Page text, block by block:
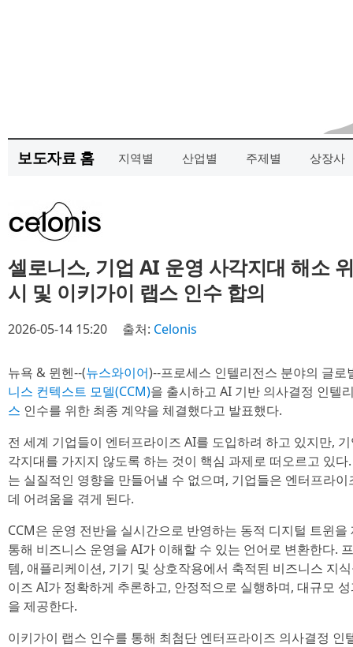
보도자료 홈 지역별 산업별 주제별 상장사
셀로니스, 기업 AI 운영 사각지대 해소
시 및 이키가이 랩스 인수 합의
2026-05-14 15:20 출처: Celonis
뉴욕 & 뮌헨--(뉴스와이어)--프로세스 인텔리전스 분야의 글
니스 컨텍스트 모델(CCM)을 출시하고 AI 기반 의사결정 인텔
스 인수를 위한 최종 계약을 체결했다고 발표했다.
전 세계 기업들이 엔터프라이즈 AI를 도입하려 하고 있지만,
각지대를 가지지 않도록 하는 것이 핵심 과제로 떠오르고 있
는 실질적인 영향을 만들어낼 수 없으며, 기업들은 엔터프라
데 어려움을 겪게 된다.
CCM은 운영 전반을 실시간으로 반영하는 동적 디지털 트윈
통해 비즈니스 운영을 AI가 이해할 수 있는 언어로 변환한다.
템, 애플리케이션, 기기 및 상호작용에서 축적된 비즈니스 지
이즈 AI가 정확하게 추론하고, 안정적으로 실행하며, 대규모
을 제공한다.
이키가이 랩스 인수를 통해 최첨단 엔터프라이즈 의사결정 인